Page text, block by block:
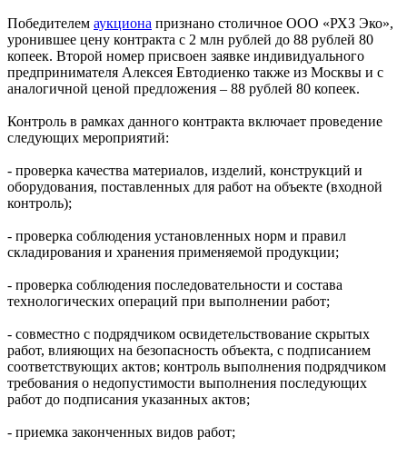
Победителем аукциона признано столичное ООО «РХЗ Эко»,
уронившее цену контракта с 2 млн рублей до 88 рублей 80
копеек. Второй номер присвоен заявке индивидуального
предпринимателя Алексея Евтодиенко также из Москвы и с
аналогичной ценой предложения – 88 рублей 80 копеек.
Контроль в рамках данного контракта включает проведение
следующих мероприятий:
- проверка качества материалов, изделий, конструкций и
оборудования, поставленных для работ на объекте (входной
контроль);
- проверка соблюдения установленных норм и правил
складирования и хранения применяемой продукции;
- проверка соблюдения последовательности и состава
технологических операций при выполнении работ;
- совместно с подрядчиком освидетельствование скрытых
работ, влияющих на безопасность объекта, с подписанием
соответствующих актов; контроль выполнения подрядчиком
требования о недопустимости выполнения последующих
работ до подписания указанных актов;
- приемка законченных видов работ;